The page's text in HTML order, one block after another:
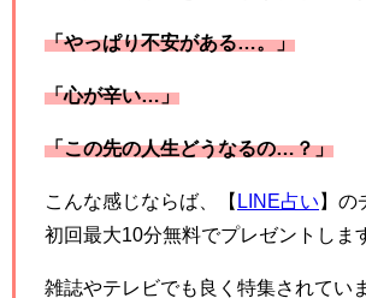
「やっぱり不安がある…。」
「心が辛い…」
「この先の人生どうなるの…？」
こんな感じならば、【 LINE占い 】の
初回最大10分無料でプレゼントしま
雑誌やテレビでも良く特集されてい